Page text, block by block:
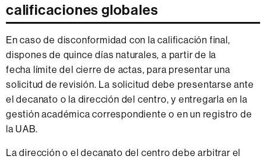
calificaciones globales
En caso de disconformidad con la calificación final,
dispones de quince días naturales, a partir de la
fecha límite del cierre de actas, para presentar una
solicitud de revisión. La solicitud debe presentarse ante
el decanato o la dirección del centro, y entregarla en la
gestión académica correspondiente o en un registro de
la UAB.
La dirección o el decanato del centro debe arbitrar el